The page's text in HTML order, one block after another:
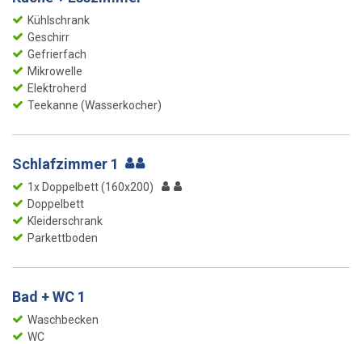
Kühlschrank
Geschirr
Gefrierfach
Mikrowelle
Elektroherd
Teekanne (Wasserkocher)
Schlafzimmer 1
1x Doppelbett (160x200)
Doppelbett
Kleiderschrank
Parkettboden
Bad + WC 1
Waschbecken
WC